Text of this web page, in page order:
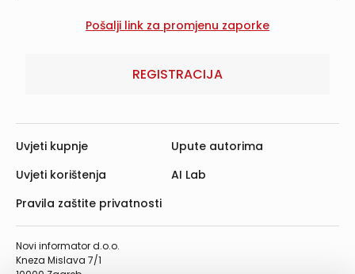
REGISTRACIJA
Novi informator d.o.o.
Kneza Mislava 7/1
Uvjeti kupnje
Uvjeti korištenja
Pravila zaštite privatnosti
Upute autorima
AI Lab